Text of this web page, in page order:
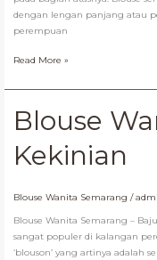
dengan lengan panjang atau
perempuan
Read More »
Blouse
Kekinian
Blouse Wanita Semarang /
Blouse Wanita Semarang –
sangat populer di kalangan
‘blouson’ yang artinya adalah
Blouse
Wanita
Kekinian